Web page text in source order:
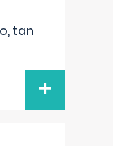
tan
+